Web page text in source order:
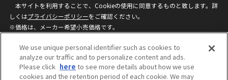
本サイトを利用することで、Cookieの使用に同意するものと致します。詳
しくはプライバシーポリシーをご確認ください。
※価格は、メーカー希望小売価格です。
ざいますのでご了承ください。
privacypolicy
Do Not Sell or Share My
We use unique personal identifier such as cookies to
analyze our traffic and to personalize content and ads.
Please click here to see more details about how we use
cookies and the retention period of each cookie. We may